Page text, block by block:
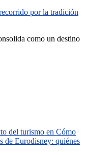
por la tradición
como un destino
del turismo en Cómo
de Eurodisney: quiénes